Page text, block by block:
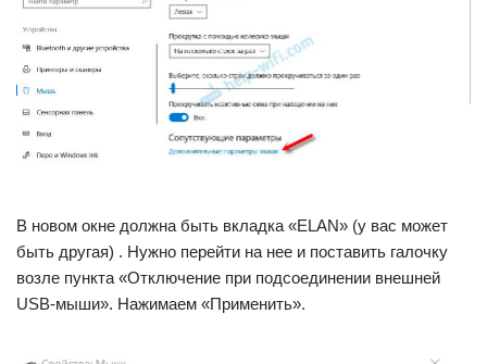
В новом окне должна быть вкладка «ELAN» (у вас может
быть другая) . Нужно перейти на нее и поставить галочку
возле пункта «Отключение при подсоединении внешней
USB-мыши». Нажимаем «Применить».